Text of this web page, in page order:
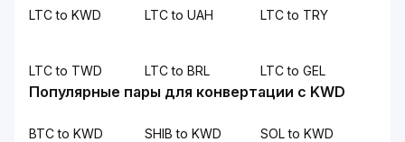
LTC to KWD LTC to UAH LTC to TRY
LTC to TWD LTC to BRL LTC to GEL
Популярные пары для конвертации с KWD
BTC to KWD SHIB to KWD SOL to KWD